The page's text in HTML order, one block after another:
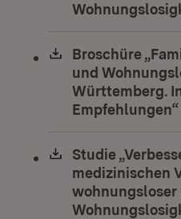
Download:
Broschüre
und
Württemberg.
Empfehlungen“
Download:
Studie
medizinischen
wohnungsloser